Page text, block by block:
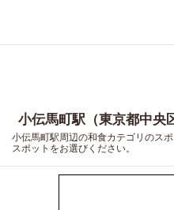
小伝馬町駅（東京都中央
小伝馬町駅周辺の和食カテゴリのス
スポットをお選びください。